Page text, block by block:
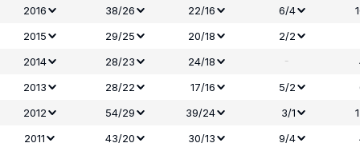
2016
38/26 22/16 6/4
2015
29/25 20/18 2/2
2014
28/23 24/18 -
2013
28/22 17/16 5/2
2012
54/29 39/24 3/1
2011
43/20 30/13 9/4